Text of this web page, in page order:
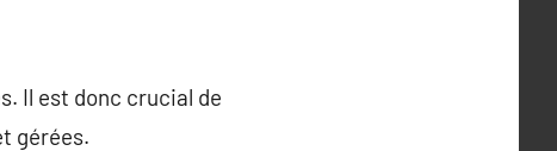
Il est donc crucial de
gérées.